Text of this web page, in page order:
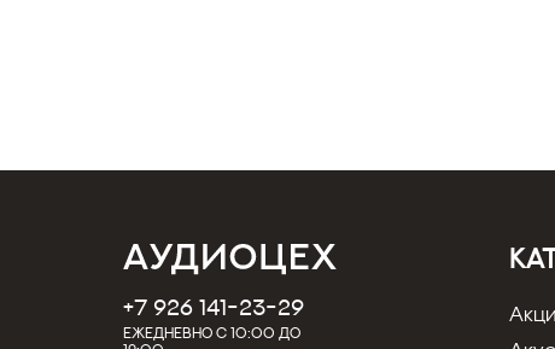
+7 926 141-23-29
Ежедневно с 10:00 до